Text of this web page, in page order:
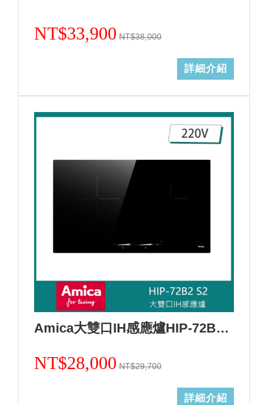
NT$33,900 NT$38,000
詳細介紹
Amica大雙口IH感應爐HIP-72B2 S2/不含安裝
NT$28,000 NT$29,700
詳細介紹